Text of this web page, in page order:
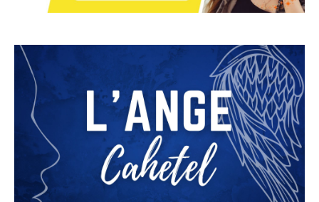
anges gardiens dans leur travail auprès des hommes. Leur
ceux qui cherchent à approfondir leur foi et à trouver des
réponses à leurs questions existentielles. La prière et
l’invocation des archanges peuvent également apporter une
aide précieuse dans les domaines de l’amour, du travail et de
la protection contre les forces négatives.
Les séraphins, souvent décrits comme les anges les plus
proches de Dieu, sont les êtres de lumière les plus élevés
dans la hiérarchie céleste. Ils symbolisent la pureté, la foi et